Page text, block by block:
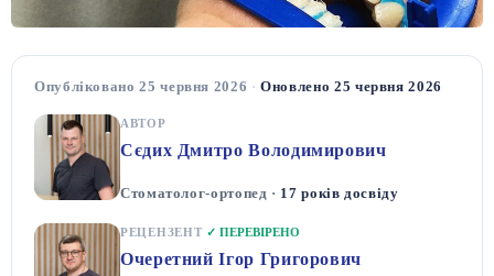
Опубліковано 25 червня 2026 · Оновлено 25 червня 2026
АВТОР
Сєдих Дмитро Володимирович
Стоматолог-ортопед · 17 років досвіду
РЕЦЕНЗЕНТ ✓ ПЕРЕВІРЕНО
Очеретний Ігор Григорович